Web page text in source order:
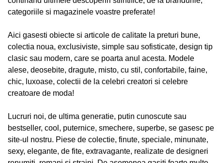
categoriile si magazinele voastre preferate!
Aici gasesti obiecte si articole de calitate la preturi bune,
colectia noua, exclusiviste, simple sau sofisticate, design tip
clasic sau modern, care se poarta anul acesta. Modele
alese, deosebite, dragute, misto, cu stil, confortabile, faine,
chic, luxoase, colectii de la celebri creatori si celebre
creatoare de moda!
Lucruri noi, de ultima generatie, putin cunoscute sau
bestseller, cool, puternice, smechere, superbe, se gasesc pe
site-ul nostru. Piese de colectie, finute, speciale, minunate,
sexy, elegante, de fite, extravagante, realizate de designeri